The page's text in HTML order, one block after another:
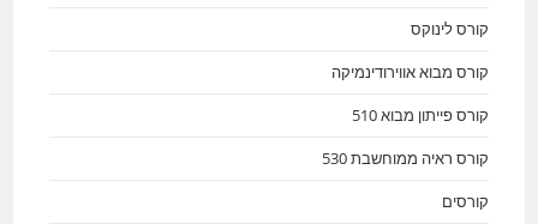
קורס לינוקס
קורס מבוא אווירודינמיקה
קורס פייתון מבוא 510
קורס ראיה ממוחשבת 530
קורסים